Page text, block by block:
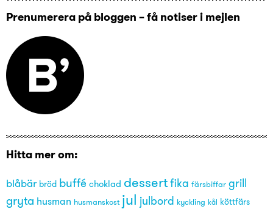
Prenumerera på bloggen – få notiser i mejlen
Hitta mer om:
blåbär bröd buffé choklad dessertfika färsbiffar grill
gryta husman husmanskost jul julbord kyckling kål köttfärs